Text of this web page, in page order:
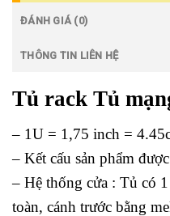
ĐÁNH GIÁ (0)
THÔNG TIN LIÊN HỆ
Tủ rack Tủ
– 1U = 1,75 inch =
– Kết cấu sản phẩm
– Hệ thống cửa : Tủ có
toàn, cánh trước bằng